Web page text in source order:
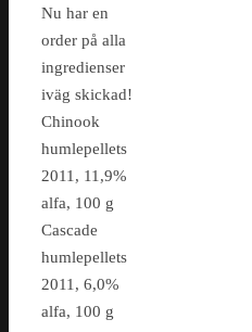
Nu har en
order på alla
ingredienser
iväg skickad!
Chinook
humlepellets
2011, 11,9%
alfa, 100 g
Cascade
humlepellets
2011, 6,0%
alfa, 100 g